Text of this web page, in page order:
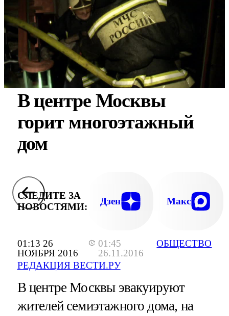
01:13 26
НОЯБРЯ 2016
01:45
26.11.2016
РЕДАКЦИЯ ВЕСТИ.РУ
ОБЩЕСТВО
В центре Москвы
горит многоэтажный
дом
СЛЕДИТЕ ЗА
НОВОСТЯМИ:
Дзен Макс
В центре Москвы эвакуируют
жителей семиэтажного дома, на